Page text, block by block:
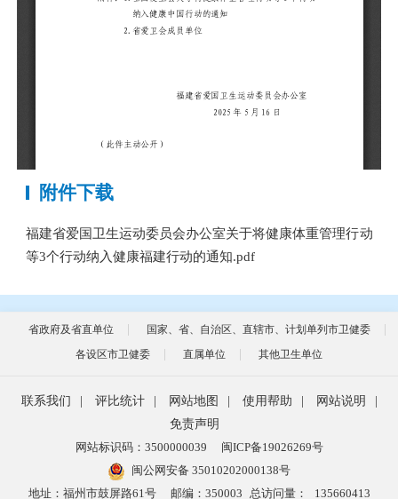
附件下载
福建省爱国卫生运动委员会办公室关于将健康体重管理行动
等3个行动纳入健康福建行动的通知.pdf
省政府及省直单位
国家、省、自治区、直辖市、计划单列市卫健委
各设区市卫健委
直属单位 其他卫生单位
联系我们 评比统计 网站地图 使用帮助 网站说明
免责声明
网站标识码：3500000039
闽ICP备19026269号
闽公网安备 35010202000138号
地址：福州市鼓屏路61号
邮编：350003 总访问量： 135660413